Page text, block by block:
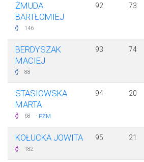
ŻMUDA
BARTŁOMIEJ
146
92 73
BERDYSZAK
MACIEJ
88
93 74
STASIOWSKA
MARTA
68 · PŻM
94 20
KOŁUCKA JOWITA
182
95 21